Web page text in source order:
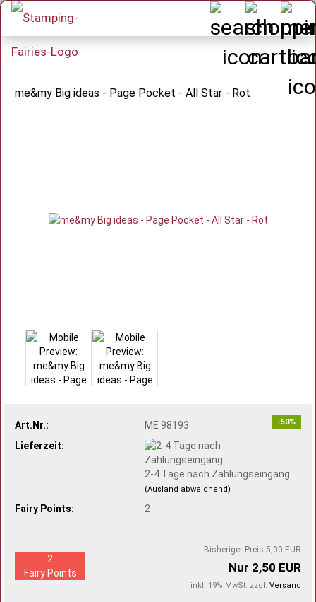
me&my Big ideas - Page Pocket - All Star - Rot
-50%
Art.Nr.:
ME 98193
Lieferzeit:
2-4 Tage nach Zahlungseingang
(Ausland abweichend)
Fairy Points: 2
Bisheriger Preis 5,00 EUR
Nur 2,50 EUR
inkl. 19% MwSt. zzgl. Versand
2
Fairy Points